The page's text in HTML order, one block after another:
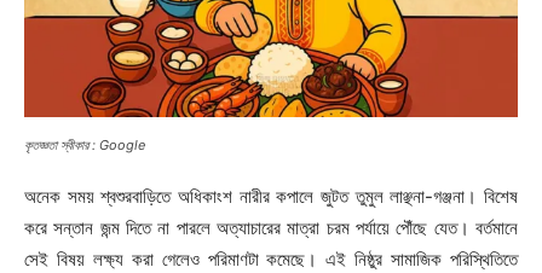
কৃতজ্ঞতা স্বীকার : Google
অনেক সময় শ্বশুরবাড়িতে অধিকাংশ নারীর কপালে জুটত তুমুল লাঞ্ছনা-গঞ্জনা। বিশেষ
করে সন্তান জন্ম দিতে না পারলে অত্যাচারের মাত্রা চরম পর্যায়ে পৌঁছে যেত। বর্তমানে
সেই বিষয় লক্ষ্য করা গেলেও পরিমাণটা কমেছে। এই নিষ্ঠুর সামাজিক পরিস্থিতিতে